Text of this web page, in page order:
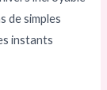
de simples
instants